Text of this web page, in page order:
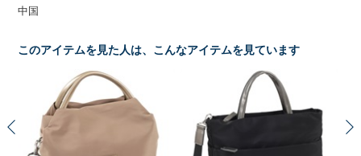
中国
このアイテムを見た人は、こんなアイテムを見ています